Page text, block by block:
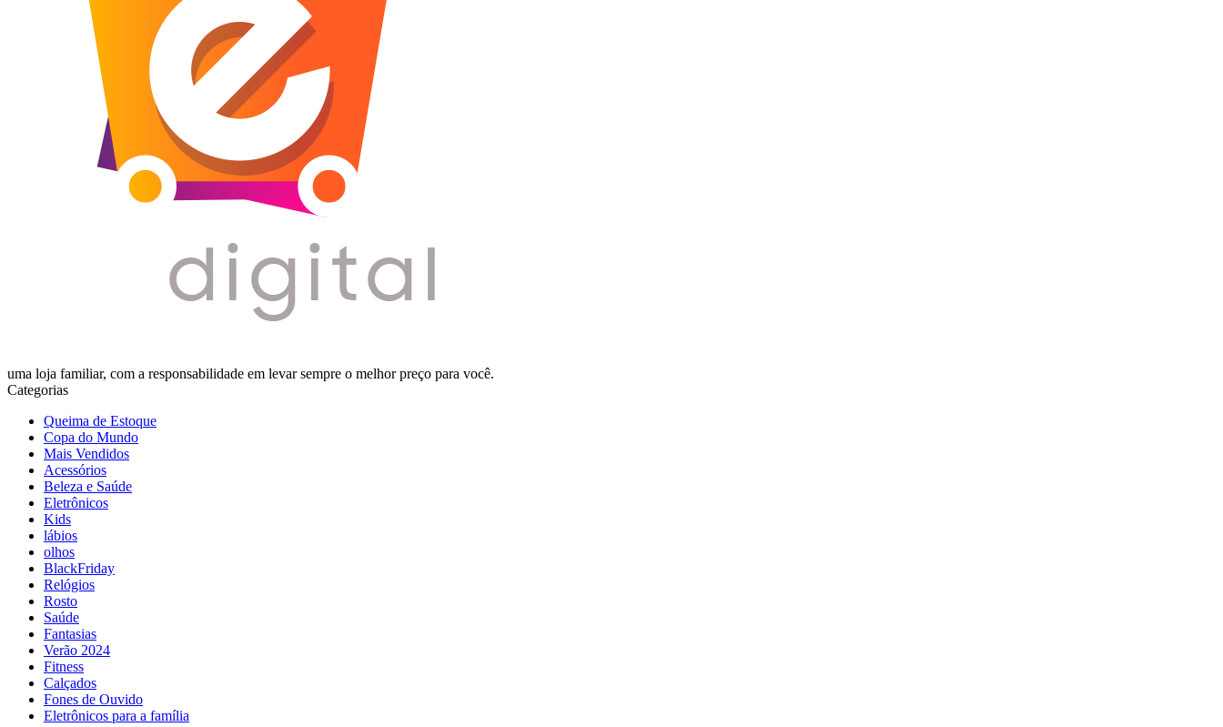
uma loja familiar, com a responsabilidade em levar sempre o melhor preço para você.
Categorias
Queima de Estoque
Copa do Mundo
Mais Vendidos
Acessórios
Beleza e Saúde
Eletrônicos
Kids
lábios
olhos
BlackFriday
Relógios
Rosto
Saúde
Fantasias
Verão 2024
Fitness
Calçados
Fones de Ouvido
Eletrônicos para a família